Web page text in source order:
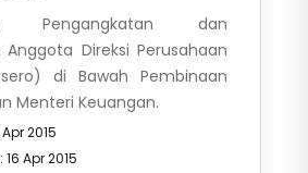
dan
Direksi Perusahaan
di Bawah Pembinaan
Menteri Keuangan.
Apr 2015
16 Apr 2015